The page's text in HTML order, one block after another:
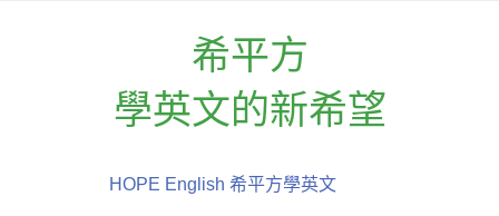
希平方
學英文的新希望
HOPE English 希平方學英文